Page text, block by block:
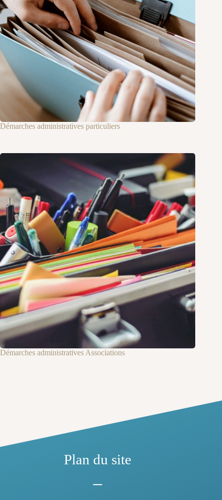
Démarches administratives particuliers
Démarches administratives Associations
Plan du site